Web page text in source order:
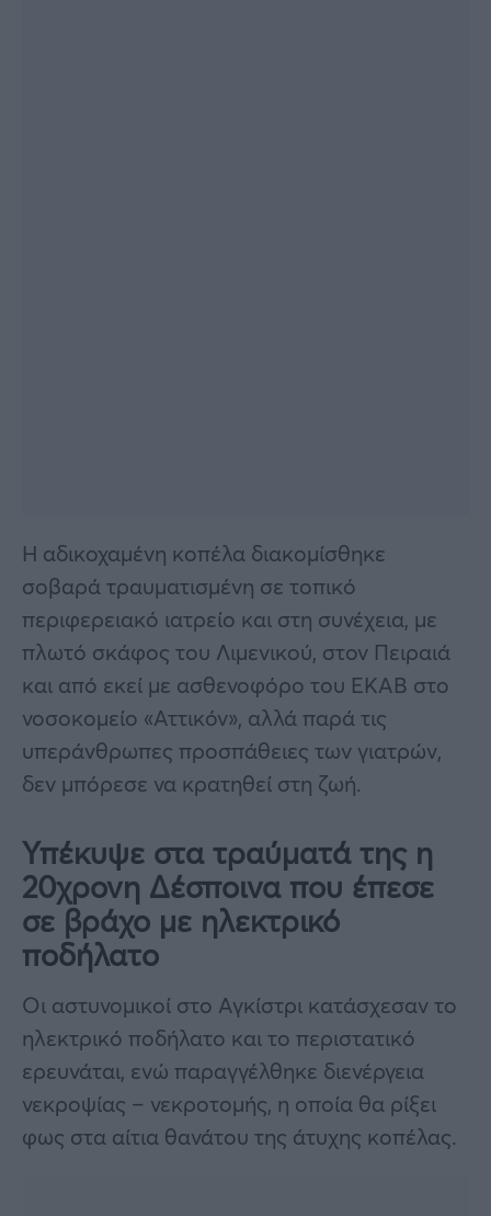
Η αδικοχαμένη κοπέλα διακομίσθηκε
σοβαρά τραυματισμένη σε τοπικό
περιφερειακό ιατρείο και στη συνέχεια, με
πλωτό σκάφος του Λιμενικού, στον Πειραιά
και από εκεί με ασθενοφόρο του ΕΚΑΒ στο
νοσοκομείο «Αττικόν», αλλά παρά τις
υπεράνθρωπες προσπάθειες των γιατρών,
δεν μπόρεσε να κρατηθεί στη ζωή.
Υπέκυψε στα τραύματά της η
20χρονη Δέσποινα που έπεσε
σε βράχο με ηλεκτρικό
ποδήλατο
Οι αστυνομικοί στο Αγκίστρι κατάσχεσαν το
ηλεκτρικό ποδήλατο και το περιστατικό
ερευνάται, ενώ παραγγέλθηκε διενέργεια
νεκροψίας – νεκροτομής, η οποία θα ρίξει
φως στα αίτια θανάτου της άτυχης κοπέλας.